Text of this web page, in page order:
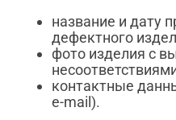
название и дату
дефектного
фото изделия с
контактные
e-mail).